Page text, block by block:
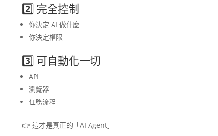
2️⃣ 完全控制
你決定 AI 做什麼
你決定權限
3️⃣ 可自動化一切
API
瀏覽器
任務流程
👉 這才是真正的「AI Agent」